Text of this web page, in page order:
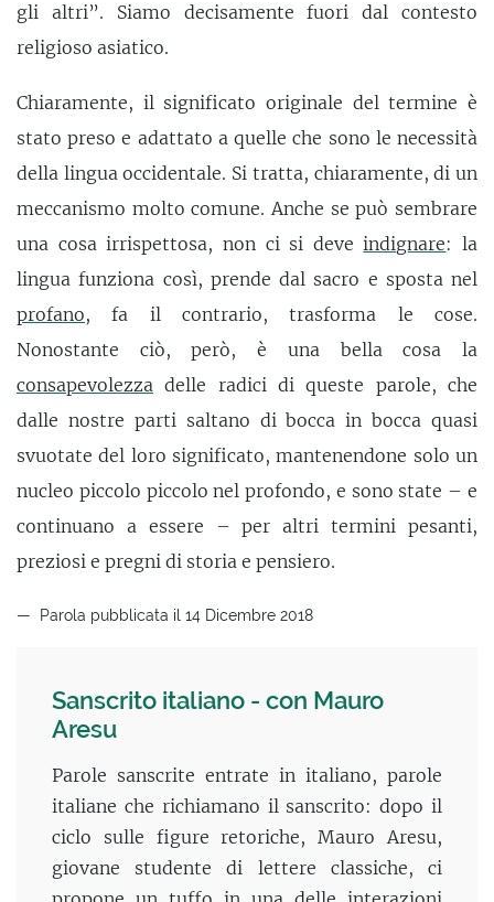
gli altri”. Siamo decisamente fuori dal contesto
religioso asiatico.
Chiaramente, il significato originale del termine è
stato preso e adattato a quelle che sono le necessità
della lingua occidentale. Si tratta, chiaramente, di un
meccanismo molto comune. Anche se può sembrare
una cosa irrispettosa, non ci si deveindignare: la
lingua funziona così, prende dal sacro e sposta nel
profano, fa il contrario, trasforma le cose.
Nonostante ciò, però, è una bella cosa la
consapevolezza delle radici di queste parole, che
dalle nostre parti saltano di bocca in bocca quasi
svuotate del loro significato, mantenendone solo un
nucleo piccolo piccolo nel profondo, e sono state – e
continuano a essere – per altri termini pesanti,
preziosi e pregni di storia e pensiero.
Parola pubblicata il 14 Dicembre 2018
Sanscrito italiano - con Mauro
Aresu
Parole sanscrite entrate in italiano, parole
italiane che richiamano il sanscrito: dopo il
ciclo sulle figure retoriche, Mauro Aresu,
giovane studente di lettere classiche, ci